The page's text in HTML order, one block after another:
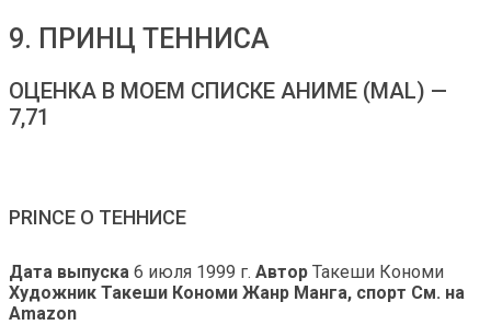
9. ПРИНЦ ТЕННИСА
ОЦЕНКА В МОЕМ СПИСКЕ АНИМЕ (MAL) —
7,71
PRINCE О ТЕННИСЕ
Дата выпуска 6 июля 1999 г. Автор Такеши Кономи
Художник Такеши Кономи Жанр Манга, спорт См. на
Amazon